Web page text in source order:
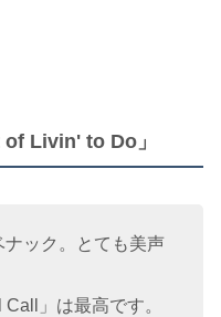
Livin' to Do」
ック。とても美声
」は最高です。